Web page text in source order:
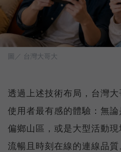
圖／ 台灣大哥大
透過上述技術布局，台灣
使用者最有感的體驗：無論
偏鄉山區，或是大型活動現
流暢且時刻在線的連線品質